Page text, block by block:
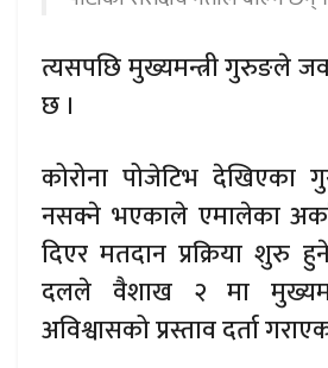
त्यसपछि मुख्यमन्त्री गुरुङले
छ ।
कोरोना पोजेटिभ देखिएका
नसक्ने भएकाले एमालेका
दिएर मतदान प्रक्रिया शुरु
दलले वैशाख २ मा
अविश्वासको प्रस्ताव दर्ता